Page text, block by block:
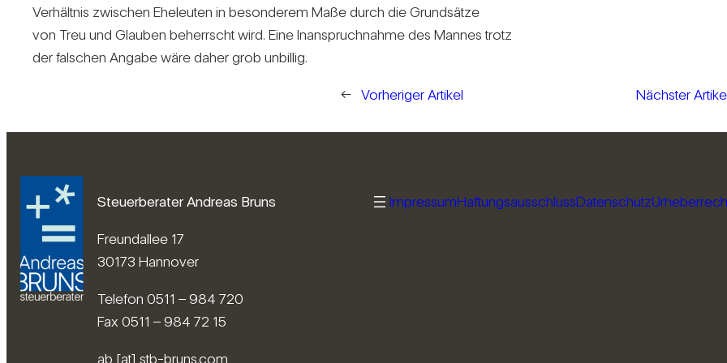
Ver­hältnis zwi­schen Ehe­leuten in beson­derem Maße durch die Grund­sätze
von Treu und Glauben beherrscht wird. Eine Inan­spruch­nahme des Mannes trotz
der fal­schen Angabe wäre daher grob unbillig.
← Vorheriger Artikel Nächster
Steuerberater Andreas Bruns
Freundallee 17
30173 Hannover
Telefon 0511 – 984 720
Fax 0511 – 984 72 15
ab [at] stb-bruns.com
ImpressumHaftungsausschlussDatenschutz